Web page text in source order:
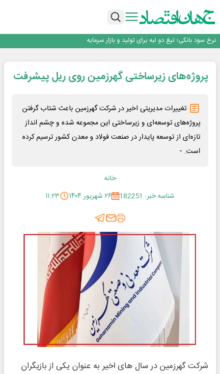
عبور فکور صنعت از مرز ۵۳ همت درآمد
نرخ سود بانکی؛ تیغ دو لبه برای تولید و بازار سرمایه
طلسم خانه‌سازی چینی‌ها در ایران شکسته می‌شود؟
عبور فکور صنعت از مرز ۵۳ همت درآمد
رییس‌کل بیمه مرکزی: برای حقوق مردم خط قرمز ندارم
پروژه‌های زیرساختی گهرزمین روی ریل پیشرفت
تغییرات مدیریتی اخیر در شرکت گهرزمین باعث شتاب گرفتن
پروژه‌های توسعه‌ای و زیرساختی این مجموعه شده و چشم انداز
تازه‌ای از توسعه پایدار در صنعت فولاد و معدن کشور ترسیم کرده
است. -
خانه
شناسه خبر: 182251
۲۶ شهریور ۱۴۰۴ ۱۱:۲۳
شرکت گهرزمین در سال‌ های اخیر به عنوان یکی از بازیگران